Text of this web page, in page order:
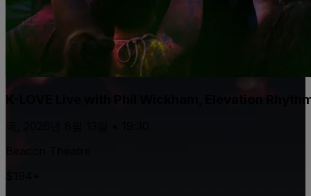
K-LOVE Live with Phil Wickham, Elevation